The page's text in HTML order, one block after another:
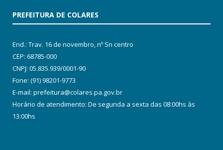
PREFEITURA DE COLARES
End.: Trav. 16 de novembro, nº Sn centro
CEP: 68785-000
CNPJ: 05.835.939/0001-90
Fone: (91) 98201-9773
E-mail: prefeitura@colares.pa.gov.br
Horário de atendimento: De segunda a sexta das 08:00hs às
13:00hs